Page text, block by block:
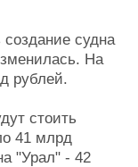
флота
создание судна
На
рублей.
стоить
41 млрд
"Урал" - 42